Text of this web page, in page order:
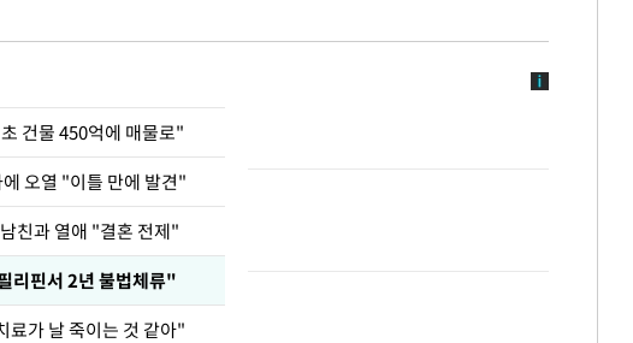
건물 450억에 매물로"
오열 "이틀 만에 발견"
친과 열애 "결혼 전제"
리핀서 2년 불법체류"
료가 날 죽이는 것 같아"